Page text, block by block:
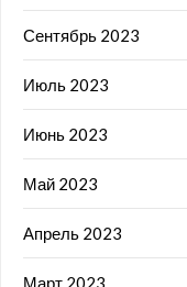
Сентябрь 2023
Июль 2023
Июнь 2023
Май 2023
Апрель 2023
Март 2023